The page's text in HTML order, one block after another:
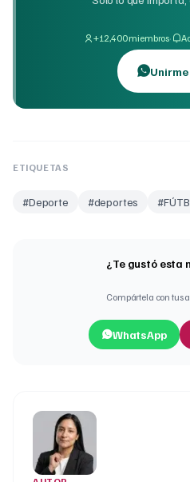
+12,400 miembros·
ETIQUETAS
#Deporte #deportes #
¿Te gustó esta
Compártela con tus
WhatsApp